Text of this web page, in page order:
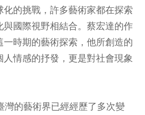
化的挑戰，許多藝術家都在探索
與國際視野相結合。蔡宏達的作
一時期的藝術探索，他所創造的
人情感的抒發，更是對社會現象
灣的藝術界已經經歷了多次變